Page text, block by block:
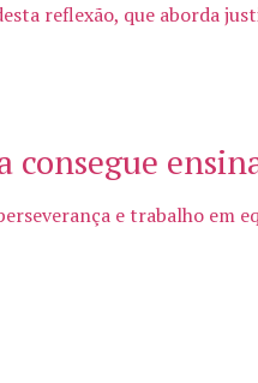
reflexão, que aborda
consegue
e trabalho em